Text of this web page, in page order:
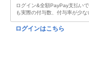
ログイン&全額PayPay支払い
も実際の付与数、付与率が少
ログインはこちら